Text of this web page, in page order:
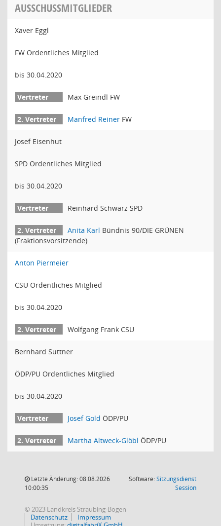
AUSSCHUSSMITGLIEDER
Xaver Eggl
FW Ordentliches Mitglied
bis 30.04.2020
Max Greindl FW
Manfred Reiner FW
Josef Eisenhut
SPD Ordentliches Mitglied
bis 30.04.2020
Reinhard Schwarz SPD
Anita Karl Bündnis 90/DIE GRÜNEN
(Fraktionsvorsitzende)
Anton Piermeier
CSU Ordentliches Mitglied
bis 30.04.2020
Wolfgang Frank CSU
Bernhard Suttner
ÖDP/PU Ordentliches Mitglied
bis 30.04.2020
Josef Gold ÖDP/PU
Martha Altweck-Glöbl ÖDP/PU
Letzte Änderung: 08.08.2026
10:00:35
Software:Sitzungsdienst
Session(Wird in
© 2023 Landkreis Straubing-Bogen
Datenschutz
Impressum